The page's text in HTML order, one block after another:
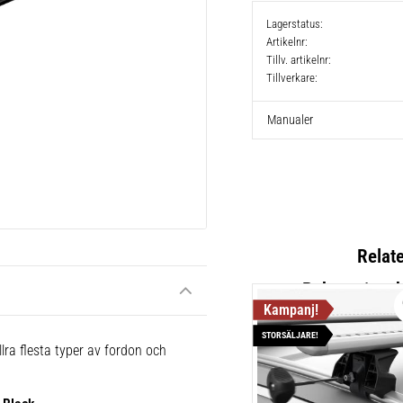
Lagerstatus
Artikelnr
Tillv. artikelnr
Tillverkare
Manualer
flesta typer av fordon och
Thule
STORSÄLJARE!